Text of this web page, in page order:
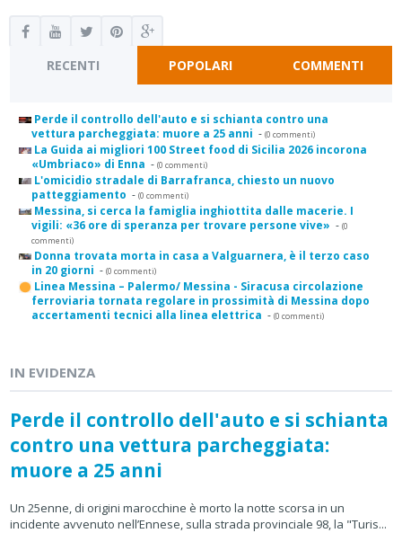
RECENTI POPOLARI COMMENTI
Perde il controllo dell'auto e si schianta contro una
vettura parcheggiata: muore a 25 anni - (0 commenti)
La Guida ai migliori 100 Street food di Sicilia 2026 incorona
«Umbriaco» di Enna - (0 commenti)
L'omicidio stradale di Barrafranca, chiesto un nuovo
patteggiamento - (0 commenti)
Messina, si cerca la famiglia inghiottita dalle macerie. I
vigili: «36 ore di speranza per trovare persone vive» - (0
commenti)
Donna trovata morta in casa a Valguarnera, è il terzo caso
in 20 giorni - (0 commenti)
Linea Messina – Palermo/ Messina - Siracusa circolazione
ferroviaria tornata regolare in prossimità di Messina dopo
accertamenti tecnici alla linea elettrica - (0 commenti)
IN EVIDENZA
Perde il controllo dell'auto e si schianta
contro una vettura parcheggiata:
muore a 25 anni
Un 25enne, di origini marocchine è morto la notte scorsa in un
incidente avvenuto nell’Ennese, sulla strada provinciale 98, la "Turis...